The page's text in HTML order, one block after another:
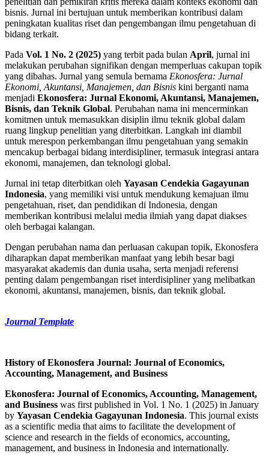
bisnis. Jurnal ini bertujuan untuk memberikan kontribusi dalam
peningkatan kualitas riset dan pengembangan ilmu pengetahuan di
bidang terkait.
Pada Vol. 1 No. 2 (2025) yang terbit pada bulan April, jurnal ini
melakukan perubahan signifikan dengan memperluas cakupan topik
yang dibahas. Jurnal yang semula bernama Ekonosfera: Jurnal
Ekonomi, Akuntansi, Manajemen, dan Bisnis kini berganti nama
menjadi Ekonosfera: Jurnal Ekonomi, Akuntansi, Manajemen,
Bisnis, dan Teknik Global. Perubahan nama ini mencerminkan
komitmen untuk memasukkan disiplin ilmu teknik global dalam
ruang lingkup penelitian yang diterbitkan. Langkah ini diambil
untuk merespon perkembangan ilmu pengetahuan yang semakin
mencakup berbagai bidang interdisipliner, termasuk integrasi antara
ekonomi, manajemen, dan teknologi global.
Jurnal ini tetap diterbitkan oleh Yayasan Cendekia Gagayunan
Indonesia, yang memiliki visi untuk mendukung kemajuan ilmu
pengetahuan, riset, dan pendidikan di Indonesia, dengan
memberikan kontribusi melalui media ilmiah yang dapat diakses
oleh berbagai kalangan.
Dengan perubahan nama dan perluasan cakupan topik, Ekonosfera
diharapkan dapat memberikan manfaat yang lebih besar bagi
masyarakat akademis dan dunia usaha, serta menjadi referensi
penting dalam pengembangan riset interdisipliner yang melibatkan
ekonomi, akuntansi, manajemen, bisnis, dan teknik global.
Journal Template
History of Ekonosfera Journal: Journal of Economics,
Accounting, Management, and Business
Ekonosfera: Journal of Economics, Accounting, Management,
and Business was first published in Vol. 1 No. 1 (2025) in January
by Yayasan Cendekia Gagayunan Indonesia. This journal exists
as a scientific media that aims to facilitate the development of
science and research in the fields of economics, accounting,
management, and business in Indonesia and internationally.